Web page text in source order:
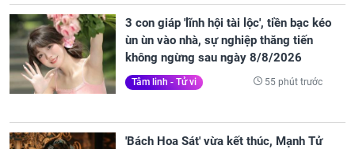
3 con giáp 'lĩnh hội tài lộc', tiền bạc kéo
ùn ùn vào nhà, sự nghiệp thăng tiến
không ngừng sau ngày 8/8/2026
Tâm linh - Tử vi 55 phút trước
'Bách Hoa Sát' vừa kết thúc, Mạnh Tử